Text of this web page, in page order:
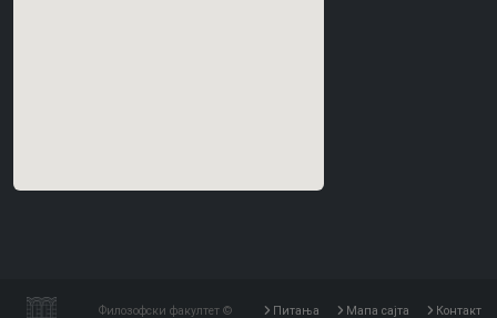
Филозофски факултет © Питања Мапа сајта Контакт